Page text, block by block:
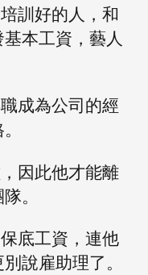
訓好的人，和
本工資，藝人
成為公司的經
因此他才能離
。
底工資，連他
說雇助理了。